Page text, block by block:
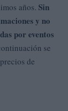
años. Sin
y no
por eventos
se
de